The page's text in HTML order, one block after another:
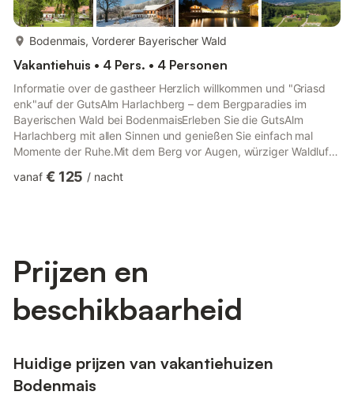
Bodenmais, Vorderer Bayerischer Wald
Vakantiehuis • 4 Pers. • 4 Personen
Informatie over de gastheer Herzlich willkommen und "Griasd
enk"auf der GutsAlm Harlachberg – dem Bergparadies im
Bayerischen Wald bei BodenmaisErleben Sie die GutsAlm
Harlachberg mit allen Sinnen und genießen Sie einfach mal
Momente der Ruhe.Mit dem Berg vor Augen, würziger Waldluft
Bergaufenthalt zu einem erholsamen Erlebnis.Auch für
vanaf € 125 / nacht
Prijzen en
beschikbaarheid
Huidige prijzen van vakantiehuizen
Bodenmais